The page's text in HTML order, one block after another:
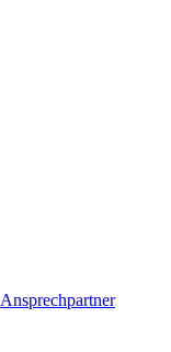
Ansprechpartner